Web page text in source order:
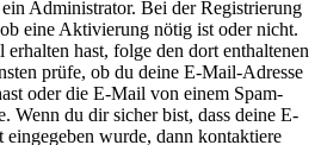
Administrator. Bei der Registrierung
eine Aktivierung nötig ist oder nicht.
hast, folge den dort enthaltenen
prüfe, ob du deine E-Mail-Adresse
oder die E-Mail von einem Spam-
Wenn du dir sicher bist, dass deine E-
wurde, dann kontaktiere